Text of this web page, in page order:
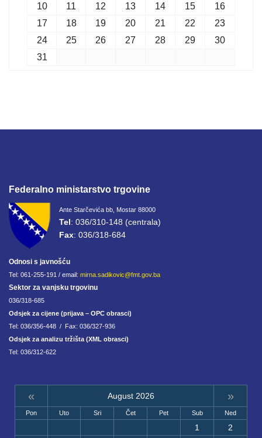
10
11 12 13 14 15
16
17
18 19 20 21 22
23
24
25 26 27 28 29
30
31
Federalno ministarstvo trgovine
Ante Starčevića bb, Mostar 88000
Tel: 036/310-148 (centrala)
Fax: 036/318-684
Odnosi s javnošću
Tel: 061-255-191 / email: mirna.sadikovic@fmt.gov.ba
Sektor za vanjsku trgovinu
036/318-685
Odsjek za cijene (prijava – OPC obrasci)
Tel: 036/356-448 / Fax: 036/327-936
Odsjek za analizu tržišta (XML obrasci)
Tel: 036/312-622
« August 2026 »
Pon Uto Sri Čet Pet Sub Ned
1
2